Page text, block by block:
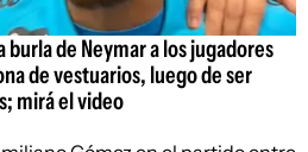
burla de Neymar a los jugadores
de vestuarios, luego de ser
mirá el video